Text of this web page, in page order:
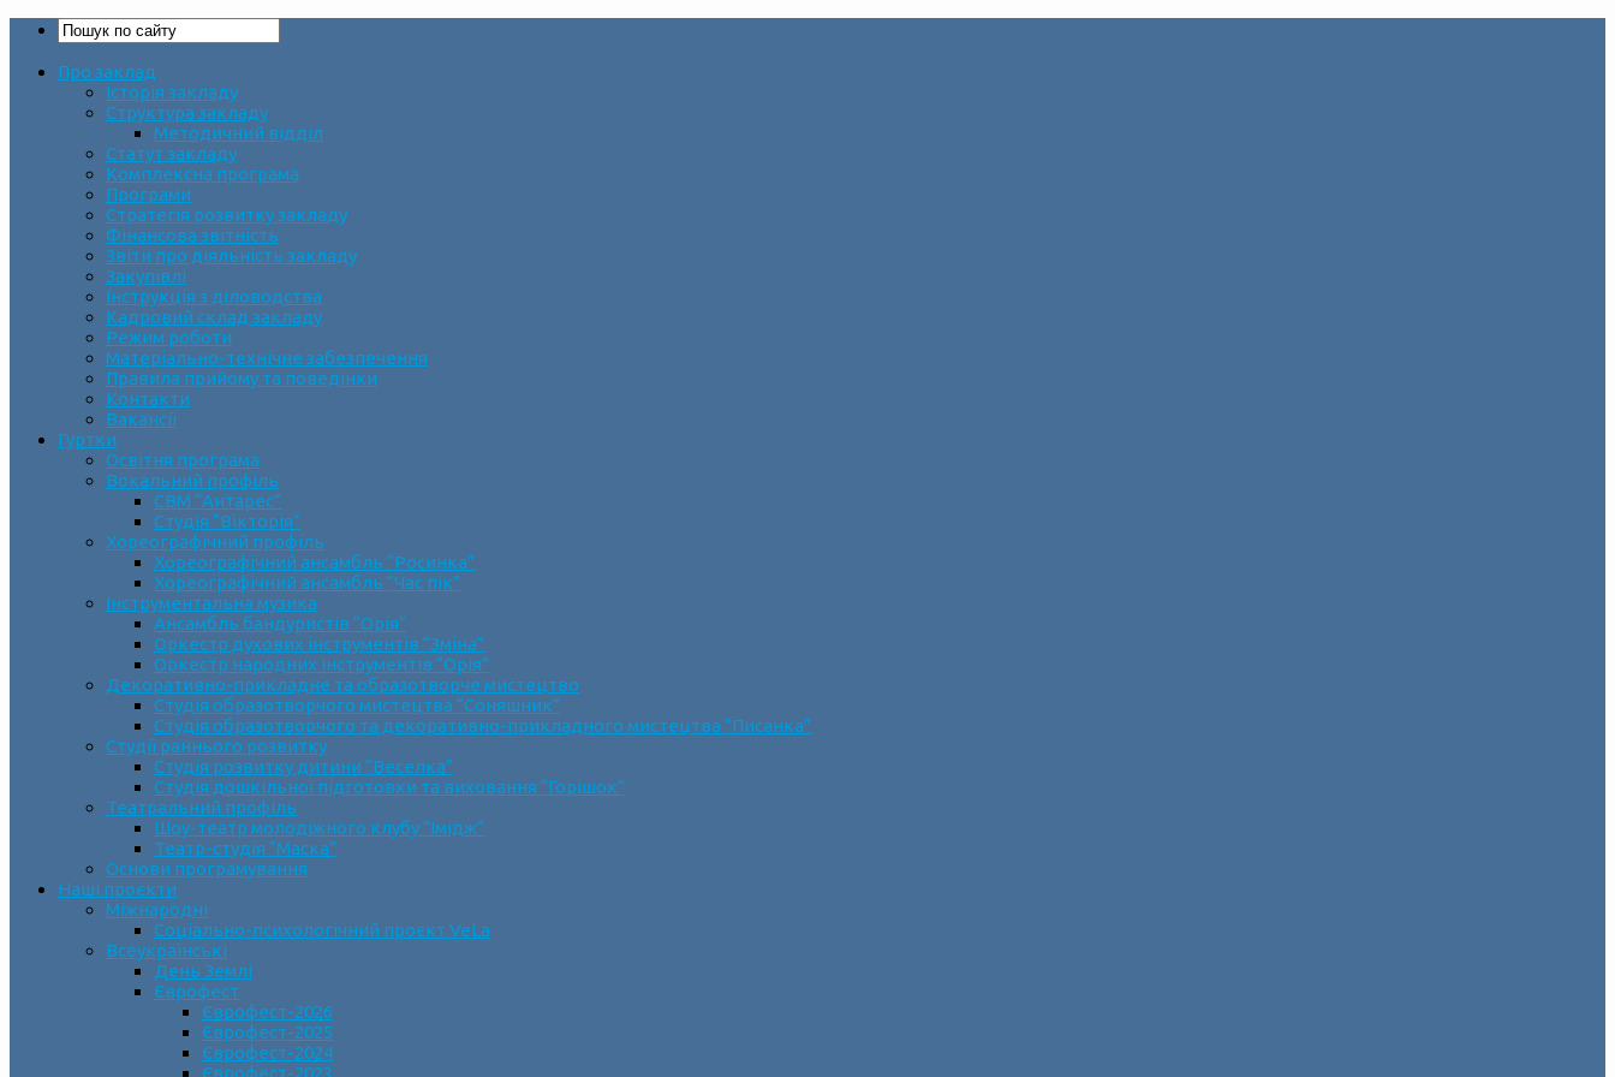
Про заклад
Історія закладу
Структура закладу
Методичний відділ
Статут закладу
Комплексна програма
Програми
Стратегія розвитку закладу
Фінансова звітність
Звіти про діяльність закладу
Закупівлі
Інструкція з діловодства
Кадровий склад закладу
Режим роботи
Матеріально-технічне забезпечення
Правила прийому та поведінки
Контакти
Вакансії
Гуртки
Освітня програма
Вокальний профіль
СВМ “Антарес”
Студія “Вікторія”
Хореографічний профіль
Хореографічний ансамбль “Росинка”
Хореографічний ансамбль “Час пік”
Інструментальна музика
Ансамбль бандуристів “Орія”
Оркестр духових інструментів “Зміна”
Оркестр народних інструментів “Орія”
Декоративно-прикладне та образотворче мистецтво
Cтудія образотворчого мистецтва “Соняшник”
Студія образотворчого та декоративно-прикладного мистецтва “Писанка”
Студії раннього розвитку
Студія розвитку дитини “Веселка”
Студія дошкільної підготовки та виховання “Горішок”
Театральний профіль
Шоу-театр молодіжного клубу “Імідж”
Театр-студія “Маска”
Основи програмування
Наші проєкти
Міжнародні
Соціально-психологічний проєкт VeLa
Всеукраїнські
День Землі
Єврофест
Єврофест-2026
Єврофест-2025
Єврофест-2024
Єврофест-2023